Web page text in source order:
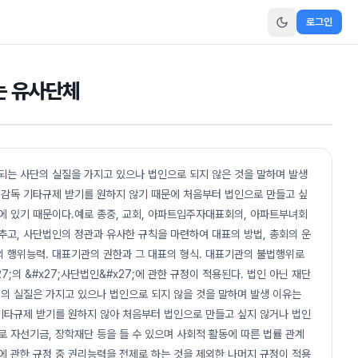
로그인
유사단체
사단의 실질을 가지고 있으나 법인으로 되지 않은 것을 말하며 발생
독 기타규제 받기를 원하지 않기 때문에 처음부터 법인으로 만들고 싶
있기 때문이다.예로 종중, 교회, 아파트입주자대표회의, 아파트부녀회
, 사단법인의 정관과 유사한 규칙을 마련하여 대표의 방법, 총회의 운
위능력. 대표기관의 권한과 그 대표의 형식. 대표기관의 불법행위로
의 &#x27;사단법인&#x27;에 관한 규정이 적용된다. 법인 아닌 재단
실질은 가지고 있으나 법인으로 되지 않을 것을 말하며 발생 이유는
규제 받기를 원하지 않아 처음부터 법인으로 만들고 싶지 않거나 법인
자선기금, 장학재단 등을 들 수 있으며 사회적 활동에 따른 법률 관계
한 규정 중 권리능력을 전제로 하는 것을 제외한 나머지 규정이 적용